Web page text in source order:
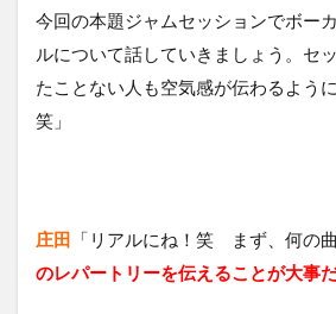
今回の本題ジャムセッションでボー
ルについて話していきましょう。セ
たことない人も空気感が伝わるよう
笑」
庄田 「リアルにね！笑 まず、何の曲
のレパートリーを伝えることが大事